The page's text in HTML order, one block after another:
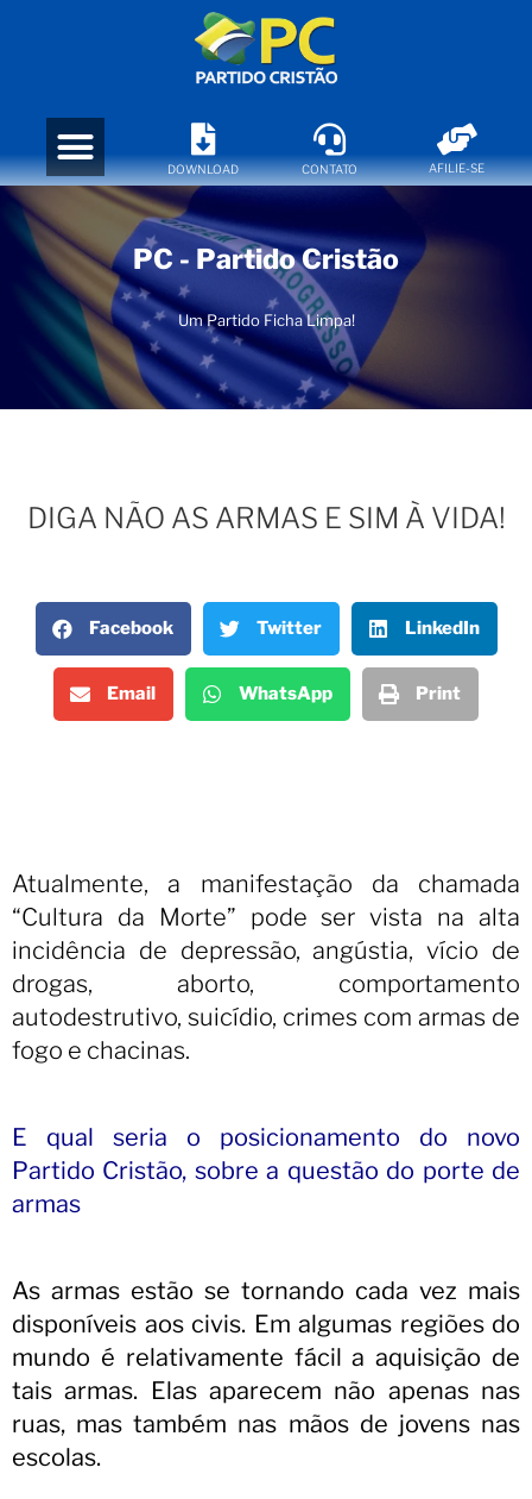
DOWNLOAD CONTATO AFILIE-SE
PC - Partido Cristão
Um Partido Ficha Limpa!
DIGA NÃO AS ARMAS E SIM À VIDA!
Facebook Twitter LinkedIn
Email WhatsApp Print
Atualmente, a manifestação da chamada
“Cultura da Morte” pode ser vista na alta
incidência de depressão, angústia, vício de
drogas, aborto, comportamento
autodestrutivo, suicídio, crimes com armas de
fogo e chacinas.
E qual seria o posicionamento do novo
Partido Cristão, sobre a questão do porte de
armas
As armas estão se tornando cada vez mais
disponíveis aos civis. Em algumas regiões do
mundo é relativamente fácil a aquisição de
tais armas. Elas aparecem não apenas nas
ruas, mas também nas mãos de jovens nas
escolas.